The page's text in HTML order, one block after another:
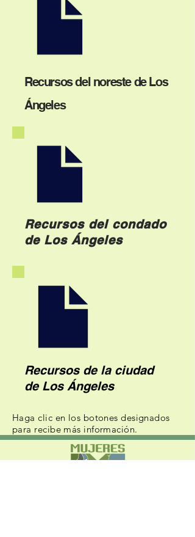
Recursos del noreste de Los
Ángeles
Recursos del condado
de Los Ángeles
Recursos de la ciudad
de Los Ángeles
Haga clic en los botones designados
para recibe más información.